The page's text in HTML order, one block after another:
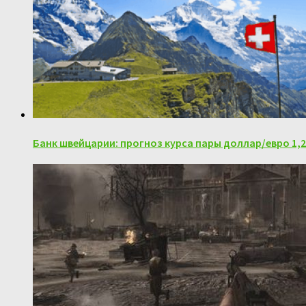
Банк швейцарии: прогноз курса пары доллар/евро